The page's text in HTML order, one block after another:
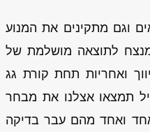
וגם מתקינים את המנוע
לתוצאה מושלמת של
ואחריות תחת קורת גג
תמצאו אצלנו את מבחר
ואחד מהם עבר בדיקה